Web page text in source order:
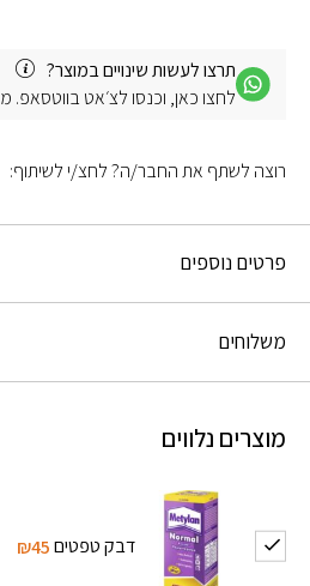
תרצו לעשות שינויים במוצר?
לחצו כאן, וכנסו לצ׳אט בווטסאפ.
פרטים נוספים
משלוחים
מוצרים נלווים
דבק טפטים₪45
רוצה לשתף את החבר/ה? לחצ/י לשיתוף: